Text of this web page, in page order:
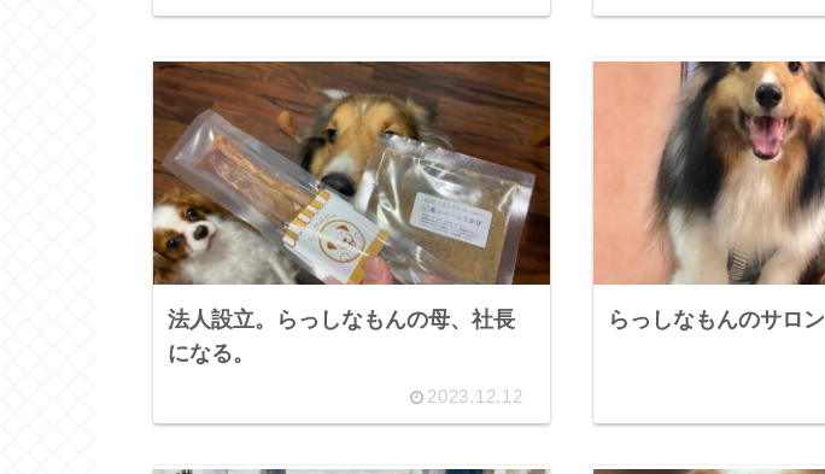
法人設立。らっしなもんの母、社長
になる。
2023.12.12
らっしなもんのサロン